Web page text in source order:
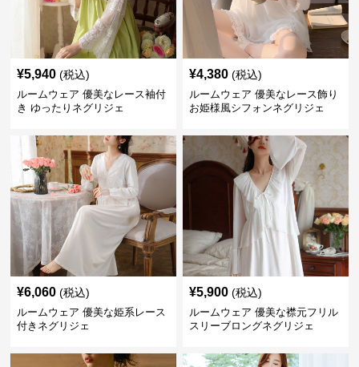
¥5,940 (税込)
ルームウェア 優美なレース袖付
き ゆったりネグリジェ
¥4,380 (税込)
ルームウェア 優美なレース飾り
お姫様風シフォンネグリジェ
¥6,060 (税込)
ルームウェア 優美な姫系レース
付きネグリジェ
¥5,900 (税込)
ルームウェア 優美な襟元フリル
スリーブロングネグリジェ